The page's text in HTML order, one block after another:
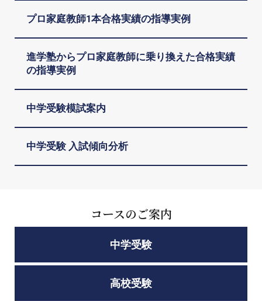
プロ家庭教師1本合格実績の指導実例
進学塾からプロ家庭教師に乗り換えた合格実績
の指導実例
中学受験模試案内
中学受験 入試傾向分析
コースのご案内
中学受験
高校受験